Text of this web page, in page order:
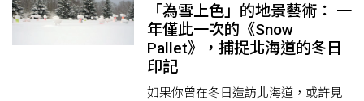
「為雪上色」的地景藝術： 一
年僅此一次的《Snow
Pallet》，捕捉北海道的冬日
印記
如果你曾在冬日造訪北海道，或許見